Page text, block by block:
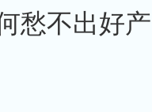
愁不出好